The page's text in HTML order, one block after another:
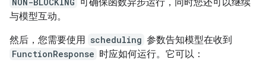
与模型互动。
然后，您需要使用 scheduling 参数告知模型在收到
FunctionResponse 时应如何运行。它可以：